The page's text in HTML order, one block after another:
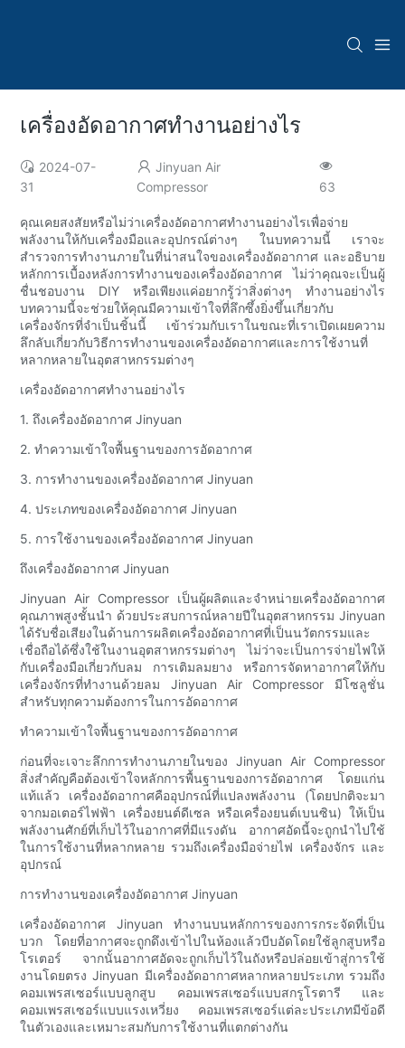
เครื่องอัดอากาศทำงานอย่างไร
2024-07-
31
Jinyuan Air
Compressor
63
คุณเคยสงสัยหรือไม่ว่าเครื่องอัดอากาศทำงานอย่างไรเพื่อจ่าย
พลังงานให้กับเครื่องมือและอุปกรณ์ต่างๆ ในบทความนี้ เราจะ
สำรวจการทำงานภายในที่น่าสนใจของเครื่องอัดอากาศ และอธิบาย
หลักการเบื้องหลังการทำงานของเครื่องอัดอากาศ ไม่ว่าคุณจะเป็นผู้
ชื่นชอบงาน DIY หรือเพียงแค่อยากรู้ว่าสิ่งต่างๆ ทำงานอย่างไร
บทความนี้จะช่วยให้คุณมีความเข้าใจที่ลึกซึ้งยิ่งขึ้นเกี่ยวกับ
เครื่องจักรที่จำเป็นชิ้นนี้ เข้าร่วมกับเราในขณะที่เราเปิดเผยความ
ลึกลับเกี่ยวกับวิธีการทำงานของเครื่องอัดอากาศและการใช้งานที่
หลากหลายในอุตสาหกรรมต่างๆ
เครื่องอัดอากาศทำงานอย่างไร
1. ถึงเครื่องอัดอากาศ Jinyuan
2. ทำความเข้าใจพื้นฐานของการอัดอากาศ
3. การทำงานของเครื่องอัดอากาศ Jinyuan
4. ประเภทของเครื่องอัดอากาศ Jinyuan
5. การใช้งานของเครื่องอัดอากาศ Jinyuan
ถึงเครื่องอัดอากาศ Jinyuan
Jinyuan Air Compressor เป็นผู้ผลิตและจำหน่ายเครื่องอัดอากาศ
คุณภาพสูงชั้นนำ ด้วยประสบการณ์หลายปีในอุตสาหกรรม Jinyuan
ได้รับชื่อเสียงในด้านการผลิตเครื่องอัดอากาศที่เป็นนวัตกรรมและ
เชื่อถือได้ซึ่งใช้ในงานอุตสาหกรรมต่างๆ ไม่ว่าจะเป็นการจ่ายไฟให้
กับเครื่องมือเกี่ยวกับลม การเติมลมยาง หรือการจัดหาอากาศให้กับ
เครื่องจักรที่ทำงานด้วยลม Jinyuan Air Compressor มีโซลูชั่น
สำหรับทุกความต้องการในการอัดอากาศ
ทำความเข้าใจพื้นฐานของการอัดอากาศ
ก่อนที่จะเจาะลึกการทำงานภายในของ Jinyuan Air Compressor
สิ่งสำคัญคือต้องเข้าใจหลักการพื้นฐานของการอัดอากาศ โดยแก่น
แท้แล้ว เครื่องอัดอากาศคืออุปกรณ์ที่แปลงพลังงาน (โดยปกติจะมา
จากมอเตอร์ไฟฟ้า เครื่องยนต์ดีเซล หรือเครื่องยนต์เบนซิน) ให้เป็น
พลังงานศักย์ที่เก็บไว้ในอากาศที่มีแรงดัน อากาศอัดนี้จะถูกนำไปใช้
ในการใช้งานที่หลากหลาย รวมถึงเครื่องมือจ่ายไฟ เครื่องจักร และ
อุปกรณ์
การทำงานของเครื่องอัดอากาศ Jinyuan
เครื่องอัดอากาศ Jinyuan ทำงานบนหลักการของการกระจัดที่เป็น
บวก โดยที่อากาศจะถูกดึงเข้าไปในห้องแล้วบีบอัดโดยใช้ลูกสูบหรือ
โรเตอร์ จากนั้นอากาศอัดจะถูกเก็บไว้ในถังหรือปล่อยเข้าสู่การใช้
งานโดยตรง Jinyuan มีเครื่องอัดอากาศหลากหลายประเภท รวมถึง
คอมเพรสเซอร์แบบลูกสูบ คอมเพรสเซอร์แบบสกรูโรตารี และ
คอมเพรสเซอร์แบบแรงเหวี่ยง คอมเพรสเซอร์แต่ละประเภทมีข้อดี
ในตัวเองและเหมาะสมกับการใช้งานที่แตกต่างกัน